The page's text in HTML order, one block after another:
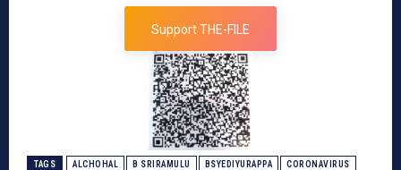
Support THE-FILE
TAGS ALCHOHAL B SRIRAMULU BSYEDIYURAPPA CORONAVIRUS